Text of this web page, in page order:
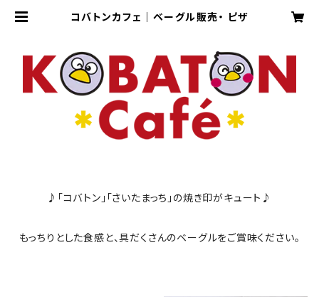
コバトンカフェ｜ベーグル販売・ ピザ
♪「コバトン」「さいたまっち」の焼き印がキュート♪
もっちりとした食感と、具だくさんのベーグルをご賞味ください。